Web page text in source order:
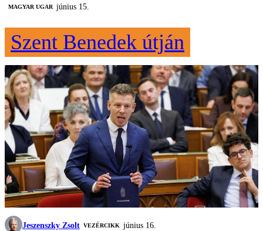
MAGYAR UGAR június 15.
Szent Benedek útján
Jeszenszky Zsolt VEZÉRCIKK június 16.